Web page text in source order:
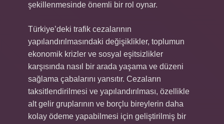
şekillenmesinde önemli bir rol oynar.
Türkiye’deki trafik cezalarının
yapılandırılmasındaki değişiklikler, toplumun
ekonomik krizler ve sosyal eşitsizlikler
karşısında nasıl bir arada yaşama ve düzeni
sağlama çabalarını yansıtır. Cezaların
taksitlendirilmesi ve yapılandırılması, özellikle
alt gelir gruplarının ve borçlu bireylerin daha
kolay ödeme yapabilmesi için geliştirilmiş bir